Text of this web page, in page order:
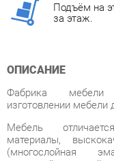
изготовлении мебели
Мебель
материалы,
(многослойная
влагостойкие
модельный ряд - всё
размеры вашей